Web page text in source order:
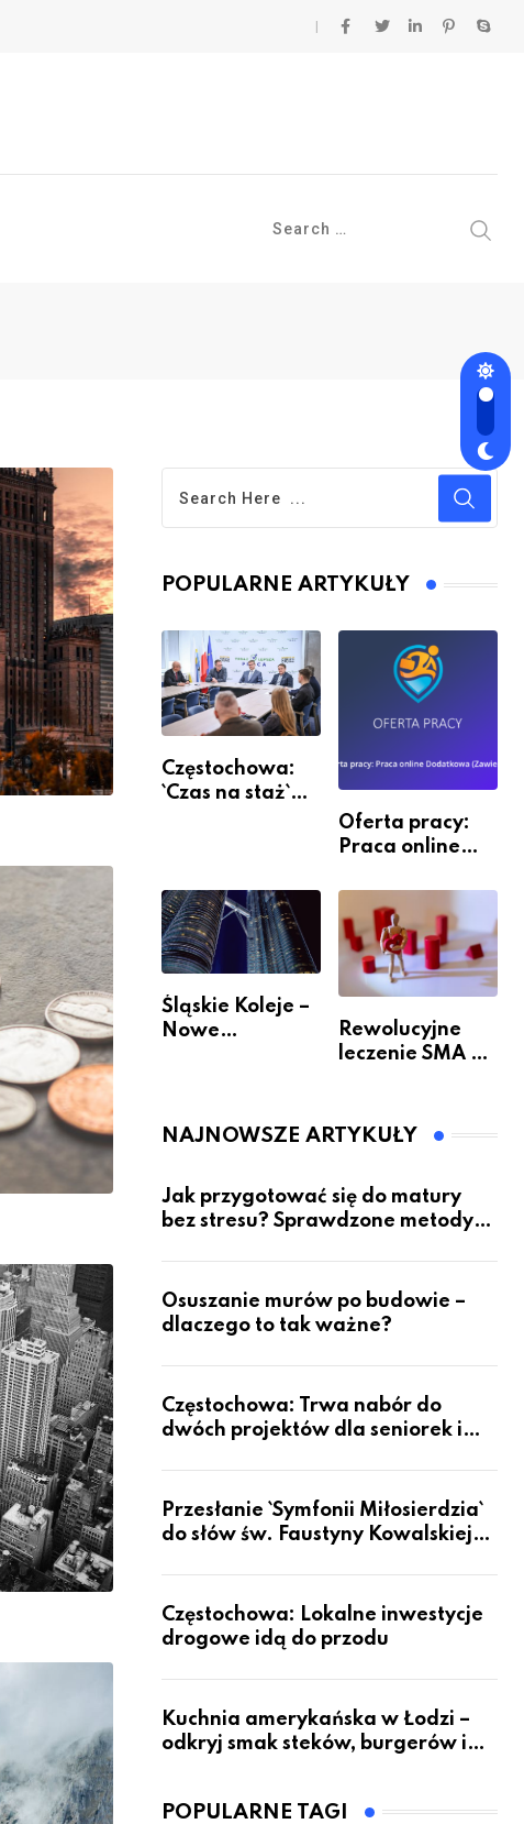
POPULARNE ARTYKUŁY
Częstochowa:
`Czas na staż`
Oferta pracy:
Praca online
(Zawiercie)
Śląskie Koleje –
Nowe
Rewolucyjne
leczenie SMA –
pacjentów?
NAJNOWSZE ARTYKUŁY
Jak przygotować się do matury
bez stresu? Sprawdzone metody
Osuszanie murów po budowie –
dlaczego to tak ważne?
Częstochowa: Trwa nabór do
dwóch projektów dla seniorek i
Przesłanie `Symfonii Miłosierdzia`
do słów św. Faustyny Kowalskiej
Częstochowa: Lokalne inwestycje
drogowe idą do przodu
Kuchnia amerykańska w Łodzi –
odkryj smak steków, burgerów i
POPULARNE TAGI